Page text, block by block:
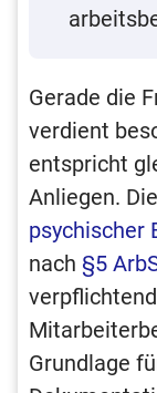
Gerade die
verdient
entspricht
Anliegen. Die
psychischer
nach §5
Grundlage